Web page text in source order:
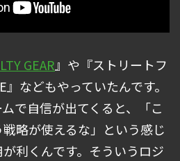
GEAR』や『ストリートフ
などもやっていたんです。
で自信が出てくると、「こ
略が使えるな」という感じ
利くんです。そういうロジ